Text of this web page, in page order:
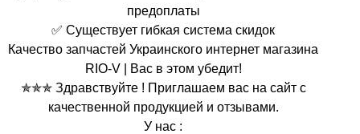
предоплаты
✅ Существует гибкая система скидок
Качество запчастей Украинского интернет магазина
RIO-V | Вас в этом убедит!
✯✯✯ Здравствуйте ! Приглашаем вас на сайт с
качественной продукцией и отзывами.
У нас :